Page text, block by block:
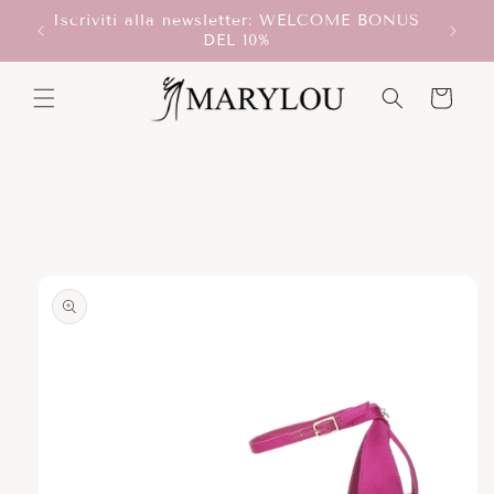
direttamente
Iscriviti alla newsletter: WELCOME BONUS
DEL 10%
Carrello